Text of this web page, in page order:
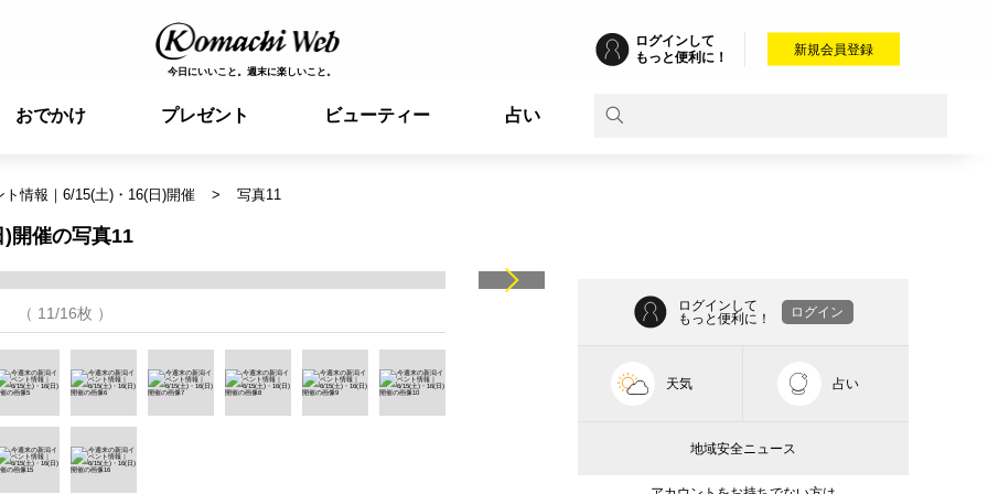
今日にいいこと。週末に楽しいこと。
ログインして
もっと便利に！
新規会員登録
おでかけ プレゼント ビューティー 占い
情報｜6/15(土)・16(日)開催 写真11
開催の写真11
（ 11/16枚 ）
ログインして
もっと便利に！
ログイン
天気 占い
地域安全ニュース